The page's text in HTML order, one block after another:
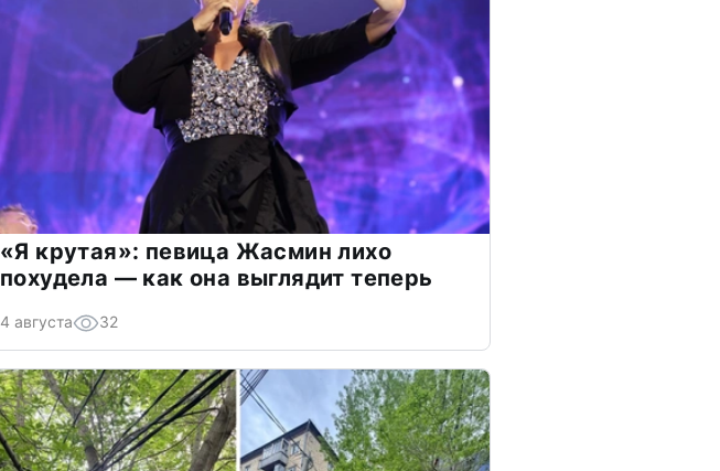
«Я крутая»: певица Жасмин лихо
похудела — как она выглядит теперь
4 августа 32